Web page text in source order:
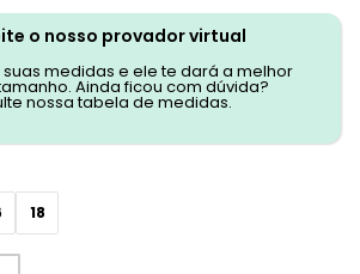
o nosso provador virtual
suas medidas e ele te dará a melhor
Ainda ficou com dúvida?
nossa tabela de medidas.
18